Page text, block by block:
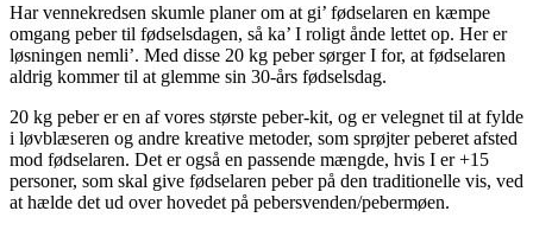
Har vennekredsen skumle planer om at gi’ fødselaren en kæmpe
omgang peber til fødselsdagen, så ka’ I roligt ånde lettet op. Her er
løsningen nemli’. Med disse 20 kg peber sørger I for, at fødselaren
aldrig kommer til at glemme sin 30-års fødselsdag.
20 kg peber er en af vores største peber-kit, og er velegnet til at fylde
i løvblæseren og andre kreative metoder, som sprøjter peberet afsted
mod fødselaren. Det er også en passende mængde, hvis I er +15
personer, som skal give fødselaren peber på den traditionelle vis, ved
at hælde det ud over hovedet på pebersvenden/pebermøen.